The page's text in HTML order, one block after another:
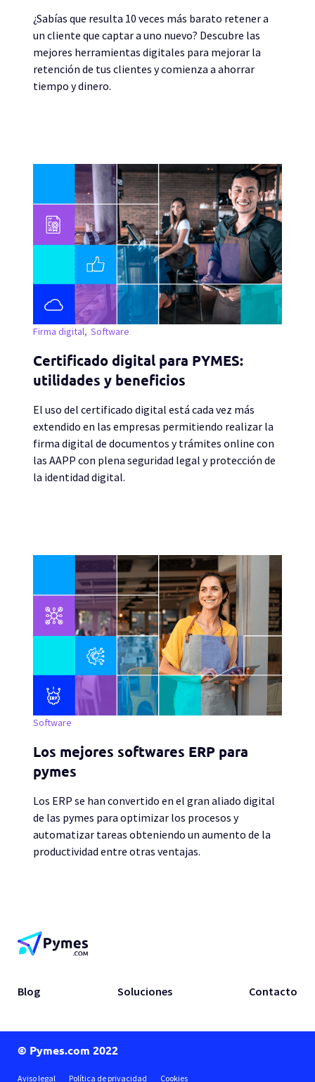
¿Sabías que resulta 10 veces más barato retener a
un cliente que captar a uno nuevo? Descubre las
mejores herramientas digitales para mejorar la
retención de tus clientes y comienza a ahorrar
tiempo y dinero.
Firma digital Software
Certificado digital para PYMES:
utilidades y beneficios
El uso del certificado digital está cada vez más
extendido en las empresas permitiendo realizar la
firma digital de documentos y trámites online con
las AAPP con plena seguridad legal y protección de
la identidad digital.
Software
Los mejores softwares ERP para
pymes
Los ERP se han convertido en el gran aliado digital
de las pymes para optimizar los procesos y
automatizar tareas obteniendo un aumento de la
productividad entre otras ventajas.
Blog Soluciones Contacto
© Pymes.com 2022
Aviso legal Política de privacidad Cookies